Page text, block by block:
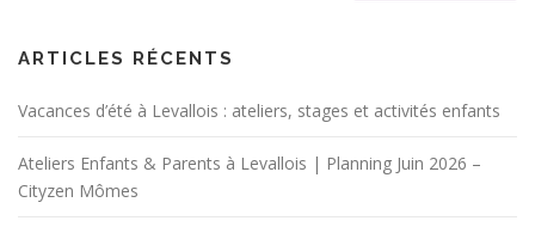
ARTICLES RÉCENTS
Vacances d’été à Levallois : ateliers, stages et activités enfants
Ateliers Enfants & Parents à Levallois | Planning Juin 2026 –
Cityzen Mômes